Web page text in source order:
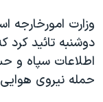
وزارت امورخارجه
دوشنبه تائید
اطلاعات سپاه و
حمله نیروی